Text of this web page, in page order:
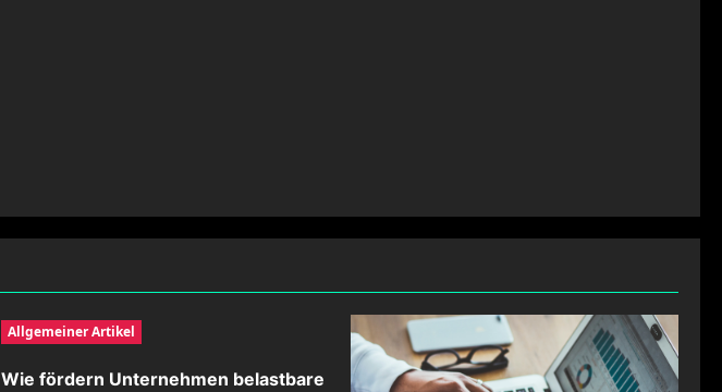
Allgemeiner Artikel
Wie fördern Unternehmen belastbare